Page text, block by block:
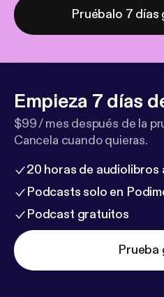
Pruébalo 7
Empieza 7 días
$99 / mes después de la
Cancela cuando quieras.
20 horas de audiolibros
Podcasts solo en
Podcast gratuitos
Prueba